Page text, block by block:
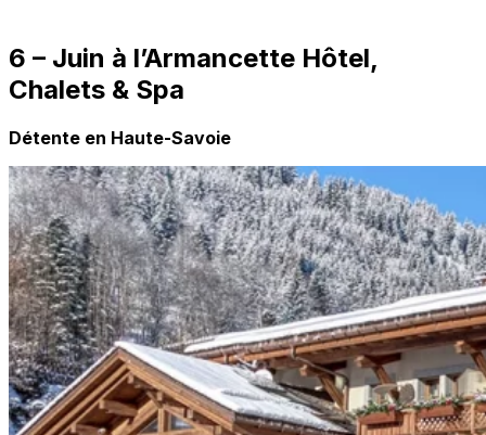
6 – Juin à l’Armancette Hôtel,
Chalets & Spa
Détente en Haute-Savoie